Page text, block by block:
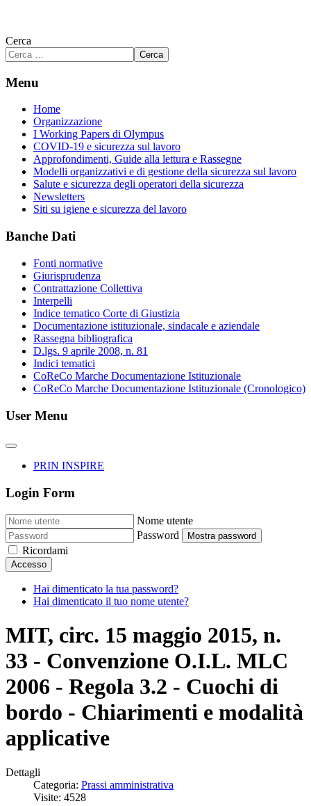
Cerca
Cerca
Menu
Home
Organizzazione
I Working Papers di Olympus
COVID-19 e sicurezza sul lavoro
Approfondimenti, Guide alla lettura e Rassegne
Modelli organizzativi e di gestione della sicurezza sul lavoro
Salute e sicurezza degli operatori della sicurezza
Newsletters
Siti su igiene e sicurezza del lavoro
Banche Dati
Fonti normative
Giurisprudenza
Contrattazione Collettiva
Interpelli
Indice tematico Corte di Giustizia
Documentazione istituzionale, sindacale e aziendale
Rassegna bibliografica
D.lgs. 9 aprile 2008, n. 81
Indici tematici
CoReCo Marche Documentazione Istituzionale
CoReCo Marche Documentazione Istituzionale (Cronologico)
User Menu
PRIN INSPIRE
Login Form
Nome utente
Password
Mostra password
Ricordami
Accesso
Hai dimenticato la tua password?
Hai dimenticato il tuo nome utente?
MIT, circ. 15 maggio 2015, n.
33 - Convenzione O.I.L. MLC
2006 - Regola 3.2 - Cuochi di
bordo - Chiarimenti e modalità
applicative
Dettagli
Categoria: Prassi amministrativa
Visite: 4528